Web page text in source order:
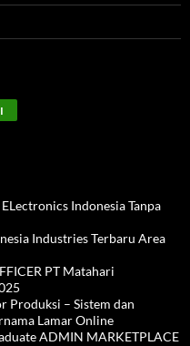
Indonesia Tanpa
Industries Terbaru Area
PT Matahari
Produksi – Sistem dan
Lamar Online
ADMIN MARKETPLACE